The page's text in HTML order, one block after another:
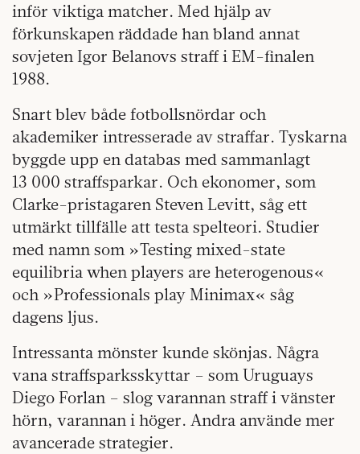
inför viktiga matcher. Med hjälp av
förkunskapen räddade han bland annat
sovjeten Igor Belanovs straff i EM-finalen
1988.
Snart blev både fotbollsnördar och
akademiker intresserade av straffar. Tyskarna
byggde upp en databas med sammanlagt
13 000 straffsparkar. Och ekonomer, som
Clarke-pristagaren Steven Levitt, såg ett
utmärkt tillfälle att testa spelteori. Studier
med namn som »Testing mixed-state
equilibria when players are heterogenous«
och »Professionals play Minimax« såg
dagens ljus.
Intressanta mönster kunde skönjas. Några
vana straffsparksskyttar – som Uruguays
Diego Forlan – slog varannan straff i vänster
hörn, varannan i höger. Andra använde mer
avancerade strategier.